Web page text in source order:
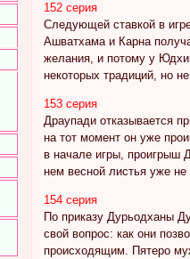
152 серия
Следующей ставкой в
Ашватхама и Карна
желания, и потому у
некоторых традиций, но
153 серия
Драупади отказывается
на тот момент он уже
в начале игры, проигрыш
нем весной листья уже
154 серия
По приказу Дурьодханы
свой вопрос: как они
происходящим. Пятеро